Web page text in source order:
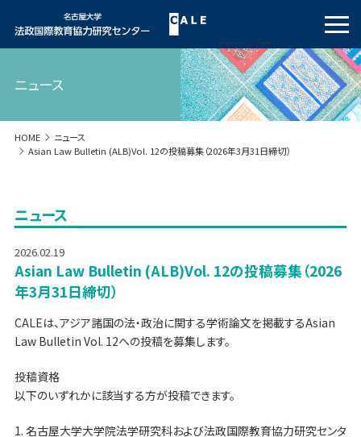
ニュース
HOME
ニュース
Asian Law Bulletin (ALB)Vol. 12の投稿募集（2026年3月31日締切）
ニュース
2026.02.19
Asian Law Bulletin (ALB)Vol. 12の投稿募集（2026
年3月31日締切）
CALEは、アジア諸国の法・政治に関する学術論文を掲載するAsian
Law Bulletin Vol. 12への投稿を募集します。
投稿資格
以下のいずれかに該当する方が投稿できます。
1. 名古屋大学大学院法学研究科および法政国際教育協力研究センタ